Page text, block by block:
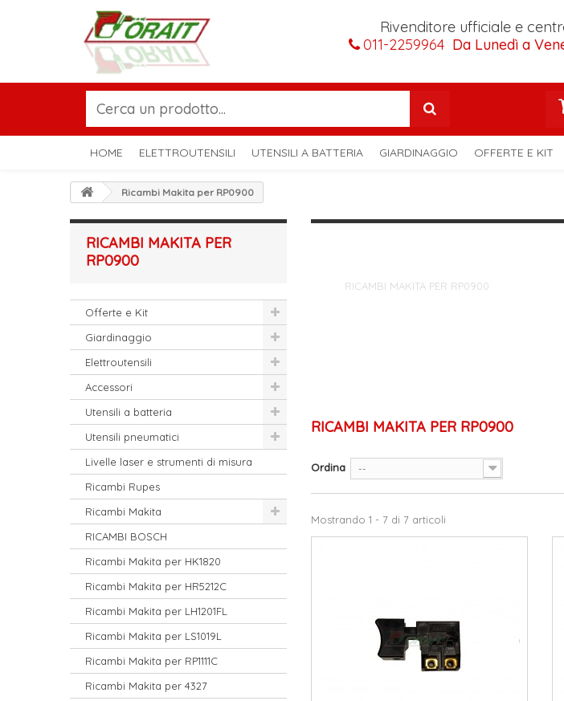
Rivenditore ufficiale e
011-2259964 Da Lunedì a
HOME ELETTROUTENSILI UTENSILI A BATTERIA GIARDINAGGIO OFFERTE E KIT
Ricambi Makita per RP0900
RICAMBI MAKITA PER
RP0900
Offerte e Kit
Giardinaggio
Elettroutensili
Accessori
Utensili a batteria
Utensili pneumatici
Livelle laser e strumenti di misura
Ricambi Rupes
Ricambi Makita
RICAMBI BOSCH
Ricambi Makita per HK1820
Ricambi Makita per HR5212C
Ricambi Makita per LH1201FL
Ricambi Makita per LS1019L
Ricambi Makita per RP1111C
Ricambi Makita per 4327
Ricambi
RICAMBI MAKITA PER RP0900
RICAMBI MAKITA PER RP0900
Ordina --
Mostrando 1 - 7 di 7 articoli